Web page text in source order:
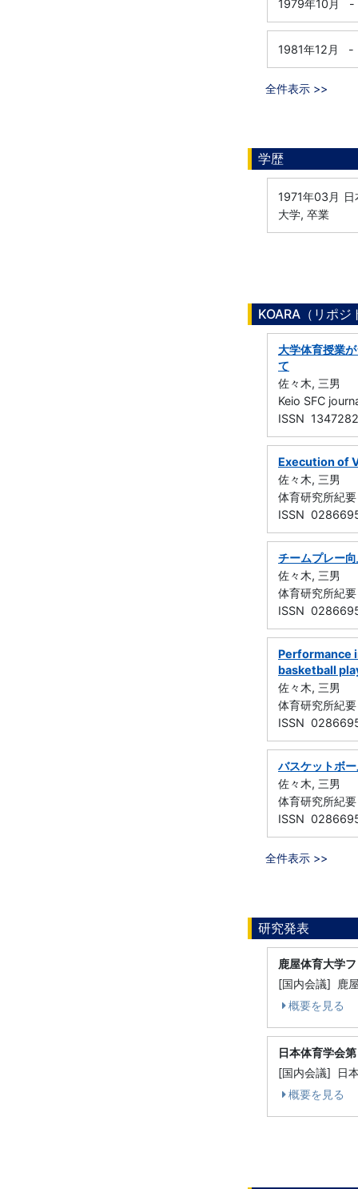
1979年10月 -
1981年12月 -
全件表示 >>
学歴
1971年03月
大学, 卒業
KOARA（リポ
大学体育授業
て
佐々木, 三男
Keio SFC
ISSN
Execution of
佐々木, 三男
体育研究所紀
ISSN
チームプレー
佐々木, 三男
体育研究所紀
ISSN
Performance
basketball
佐々木, 三男
体育研究所紀
ISSN
バスケットボ
佐々木, 三男
体育研究所紀
ISSN
全件表示 >>
研究発表
鹿屋体育大学
[国内会議] 鹿
概要を見る
日本体育学会
[国内会議] 日
概要を見る